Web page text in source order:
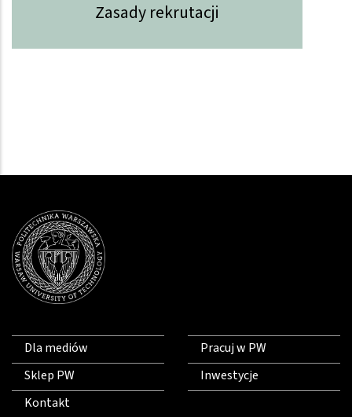
Zasady rekrutacji
Dla mediów
Sklep PW
Kontakt
Pracuj w PW
Inwestycje